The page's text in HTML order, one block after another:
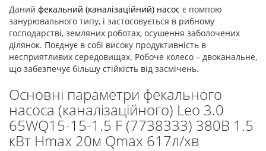
Даний фекальний (каналізаційний) насос є помпою
занурювального типу, і застосовується в рибному
господарстві, земляних роботах, осушення заболочених
ділянок. Поєднує в собі високу продуктивність в
несприятливих середовищах. Робоче колесо – двоканальне,
що забезпечує більшу стійкість від засмічень.
Основні параметри фекального
насоса (каналізаційного) Leo 3.0
65WQ15-15-1.5 F (7738333) 380В 1.5
кВт Hmax 20м Qmax 617л/хв